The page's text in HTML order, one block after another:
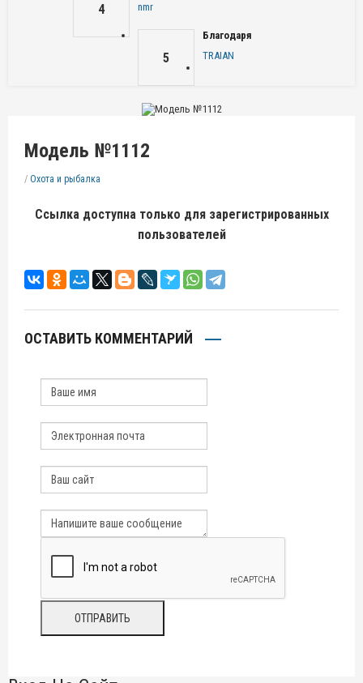
4
nmr
5
Благодаря
TRAIAN
Модель №1112
/ Охота и рыбалка
Ссылка доступна только для зарегистрированных
пользователей
ОСТАВИТЬ КОММЕНТАРИЙ